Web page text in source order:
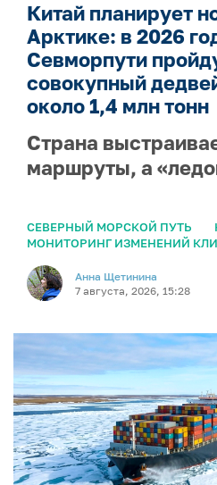
Китай планирует
Арктике: в 2026
Севморпути
совокупный
около 1,4 млн тонн
Страна
маршруты, а
СЕВЕРНЫЙ МОРСКОЙ ПУТЬ
МОНИТОРИНГ ИЗМЕНЕНИЙ
Анна Щетинина
7 августа, 2026, 15:28